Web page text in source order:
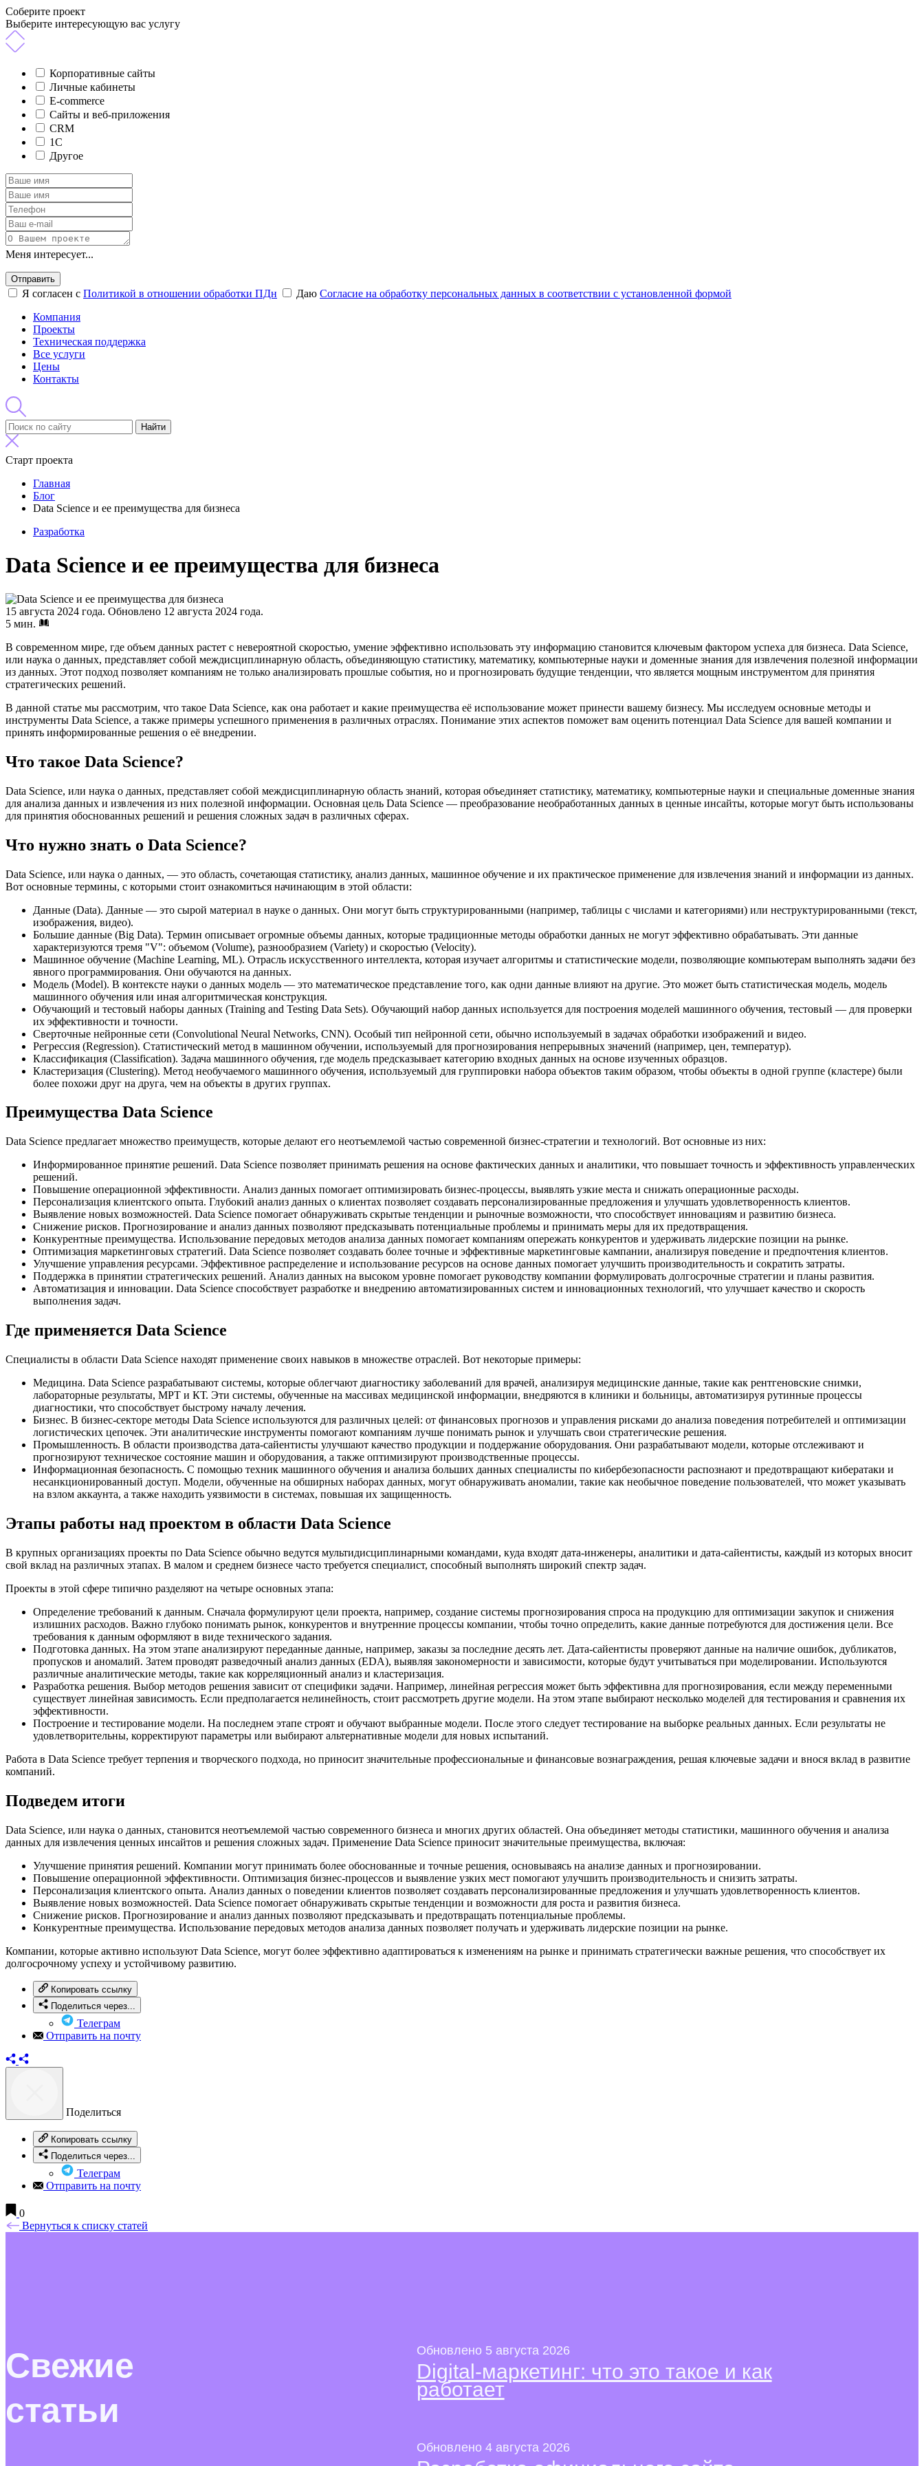
Соберите проект
Выберите интересующую вас услугу
Корпоративные сайты
Личные кабинеты
E-commerce
Сайты и веб-приложения
CRM
1C
Другое
Меня интересует...
Отправить
Я согласен с Политикой в отношении обработки ПДн Даю Согласие на обработку персональных данных в соответствии с установленной формой
Компания
Проекты
Техническая поддержка
Все услуги
Цены
Контакты
Найти
Старт проекта
Главная
Блог
Data Science и ее преимущества для бизнеса
Разработка
Data Science и ее преимущества для бизнеса
15 августа 2024 года. Обновлено 12 августа 2024 года.
5 мин.
В современном мире, где объем данных растет с невероятной скоростью, умение эффективно использовать эту информацию становится ключевым фактором успеха для бизнеса. Data Science,
или наука о данных, представляет собой междисциплинарную область, объединяющую статистику, математику, компьютерные науки и доменные знания для извлечения полезной информации
из данных. Этот подход позволяет компаниям не только анализировать прошлые события, но и прогнозировать будущие тенденции, что является мощным инструментом для принятия
стратегических решений.
В данной статье мы рассмотрим, что такое Data Science, как она работает и какие преимущества её использование может принести вашему бизнесу. Мы исследуем основные методы и
инструменты Data Science, а также примеры успешного применения в различных отраслях. Понимание этих аспектов поможет вам оценить потенциал Data Science для вашей компании и
принять информированные решения о её внедрении.
Что такое Data Science?
Data Science, или наука о данных, представляет собой междисциплинарную область знаний, которая объединяет статистику, математику, компьютерные науки и специальные доменные знания
для анализа данных и извлечения из них полезной информации. Основная цель Data Science — преобразование необработанных данных в ценные инсайты, которые могут быть использованы
для принятия обоснованных решений и решения сложных задач в различных сферах.
Что нужно знать о Data Science?
Data Science, или наука о данных, — это область, сочетающая статистику, анализ данных, машинное обучение и их практическое применение для извлечения знаний и информации из данных.
Вот основные термины, с которыми стоит ознакомиться начинающим в этой области:
Данные (Data). Данные — это сырой материал в науке о данных. Они могут быть структурированными (например, таблицы с числами и категориями) или неструктурированными (текст,
изображения, видео).
Большие данные (Big Data). Термин описывает огромные объемы данных, которые традиционные методы обработки данных не могут эффективно обрабатывать. Эти данные
характеризуются тремя "V": объемом (Volume), разнообразием (Variety) и скоростью (Velocity).
Машинное обучение (Machine Learning, ML). Отрасль искусственного интеллекта, которая изучает алгоритмы и статистические модели, позволяющие компьютерам выполнять задачи без
явного программирования. Они обучаются на данных.
Модель (Model). В контексте науки о данных модель — это математическое представление того, как одни данные влияют на другие. Это может быть статистическая модель, модель
машинного обучения или иная алгоритмическая конструкция.
Обучающий и тестовый наборы данных (Training and Testing Data Sets). Обучающий набор данных используется для построения моделей машинного обучения, тестовый — для проверки
их эффективности и точности.
Сверточные нейронные сети (Convolutional Neural Networks, CNN). Особый тип нейронной сети, обычно используемый в задачах обработки изображений и видео.
Регрессия (Regression). Статистический метод в машинном обучении, используемый для прогнозирования непрерывных значений (например, цен, температур).
Классификация (Classification). Задача машинного обучения, где модель предсказывает категорию входных данных на основе изученных образцов.
Кластеризация (Clustering). Метод необучаемого машинного обучения, используемый для группировки набора объектов таким образом, чтобы объекты в одной группе (кластере) были
более похожи друг на друга, чем на объекты в других группах.
Преимущества Data Science
Data Science предлагает множество преимуществ, которые делают его неотъемлемой частью современной бизнес-стратегии и технологий. Вот основные из них:
Информированное принятие решений. Data Science позволяет принимать решения на основе фактических данных и аналитики, что повышает точность и эффективность управленческих
решений.
Повышение операционной эффективности. Анализ данных помогает оптимизировать бизнес-процессы, выявлять узкие места и снижать операционные расходы.
Персонализация клиентского опыта. Глубокий анализ данных о клиентах позволяет создавать персонализированные предложения и улучшать удовлетворенность клиентов.
Выявление новых возможностей. Data Science помогает обнаруживать скрытые тенденции и рыночные возможности, что способствует инновациям и развитию бизнеса.
Снижение рисков. Прогнозирование и анализ данных позволяют предсказывать потенциальные проблемы и принимать меры для их предотвращения.
Конкурентные преимущества. Использование передовых методов анализа данных помогает компаниям опережать конкурентов и удерживать лидерские позиции на рынке.
Оптимизация маркетинговых стратегий. Data Science позволяет создавать более точные и эффективные маркетинговые кампании, анализируя поведение и предпочтения клиентов.
Улучшение управления ресурсами. Эффективное распределение и использование ресурсов на основе данных помогает улучшить производительность и сократить затраты.
Поддержка в принятии стратегических решений. Анализ данных на высоком уровне помогает руководству компании формулировать долгосрочные стратегии и планы развития.
Автоматизация и инновации. Data Science способствует разработке и внедрению автоматизированных систем и инновационных технологий, что улучшает качество и скорость
выполнения задач.
Где применяется Data Science
Специалисты в области Data Science находят применение своих навыков в множестве отраслей. Вот некоторые примеры:
Медицина. Data Science разрабатывают системы, которые облегчают диагностику заболеваний для врачей, анализируя медицинские данные, такие как рентгеновские снимки,
лабораторные результаты, МРТ и КТ. Эти системы, обученные на массивах медицинской информации, внедряются в клиники и больницы, автоматизируя рутинные процессы
диагностики, что способствует быстрому началу лечения.
Бизнес. В бизнес-секторе методы Data Science используются для различных целей: от финансовых прогнозов и управления рисками до анализа поведения потребителей и оптимизации
логистических цепочек. Эти аналитические инструменты помогают компаниям лучше понимать рынок и улучшать свои стратегические решения.
Промышленность. В области производства дата-сайентисты улучшают качество продукции и поддержание оборудования. Они разрабатывают модели, которые отслеживают и
прогнозируют техническое состояние машин и оборудования, а также оптимизируют производственные процессы.
Информационная безопасность. С помощью техник машинного обучения и анализа больших данных специалисты по кибербезопасности распознают и предотвращают кибератаки и
несанкционированный доступ. Модели, обученные на обширных наборах данных, могут обнаруживать аномалии, такие как необычное поведение пользователей, что может указывать
на взлом аккаунта, а также находить уязвимости в системах, повышая их защищенность.
Этапы работы над проектом в области Data Science
В крупных организациях проекты по Data Science обычно ведутся мультидисциплинарными командами, куда входят дата-инженеры, аналитики и дата-сайентисты, каждый из которых вносит
свой вклад на различных этапах. В малом и среднем бизнесе часто требуется специалист, способный выполнять широкий спектр задач.
Проекты в этой сфере типично разделяют на четыре основных этапа:
Определение требований к данным. Сначала формулируют цели проекта, например, создание системы прогнозирования спроса на продукцию для оптимизации закупок и снижения
излишних расходов. Важно глубоко понимать рынок, конкурентов и внутренние процессы компании, чтобы точно определить, какие данные потребуются для достижения цели. Все
требования к данным оформляют в виде технического задания.
Подготовка данных. На этом этапе анализируют переданные данные, например, заказы за последние десять лет. Дата-сайентисты проверяют данные на наличие ошибок, дубликатов,
пропусков и аномалий. Затем проводят разведочный анализ данных (EDA), выявляя закономерности и зависимости, которые будут учитываться при моделировании. Используются
различные аналитические методы, такие как корреляционный анализ и кластеризация.
Разработка решения. Выбор методов решения зависит от специфики задачи. Например, линейная регрессия может быть эффективна для прогнозирования, если между переменными
существует линейная зависимость. Если предполагается нелинейность, стоит рассмотреть другие модели. На этом этапе выбирают несколько моделей для тестирования и сравнения их
эффективности.
Построение и тестирование модели. На последнем этапе строят и обучают выбранные модели. После этого следует тестирование на выборке реальных данных. Если результаты не
удовлетворительны, корректируют параметры или выбирают альтернативные модели для новых испытаний.
Работа в Data Science требует терпения и творческого подхода, но приносит значительные профессиональные и финансовые вознаграждения, решая ключевые задачи и внося вклад в развитие
компаний.
Подведем итоги
Data Science, или наука о данных, становится неотъемлемой частью современного бизнеса и многих других областей. Она объединяет методы статистики, машинного обучения и анализа
данных для извлечения ценных инсайтов и решения сложных задач. Применение Data Science приносит значительные преимущества, включая:
Улучшение принятия решений. Компании могут принимать более обоснованные и точные решения, основываясь на анализе данных и прогнозировании.
Повышение операционной эффективности. Оптимизация бизнес-процессов и выявление узких мест помогают улучшить производительность и снизить затраты.
Персонализация клиентского опыта. Анализ данных о поведении клиентов позволяет создавать персонализированные предложения и улучшать удовлетворенность клиентов.
Выявление новых возможностей. Data Science помогает обнаруживать скрытые тенденции и возможности для роста и развития бизнеса.
Снижение рисков. Прогнозирование и анализ данных позволяют предсказывать и предотвращать потенциальные проблемы.
Конкурентные преимущества. Использование передовых методов анализа данных позволяет получать и удерживать лидерские позиции на рынке.
Компании, которые активно используют Data Science, могут более эффективно адаптироваться к изменениям на рынке и принимать стратегически важные решения, что способствует их
долгосрочному успеху и устойчивому развитию.
Копировать ссылку
Поделиться через...
Телеграм
Отправить на почту
Поделиться
Копировать ссылку
Поделиться через...
Телеграм
Отправить на почту
0
Вернуться к списку статей
Свежие
статьи
Обновлено 5 августа 2026
Digital-маркетинг: что это такое и как
работает
Обновлено 4 августа 2026